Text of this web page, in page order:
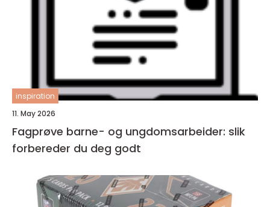
inspiration
11. May 2026
Fagprøve barne- og ungdomsarbeider: slik
forbereder du deg godt